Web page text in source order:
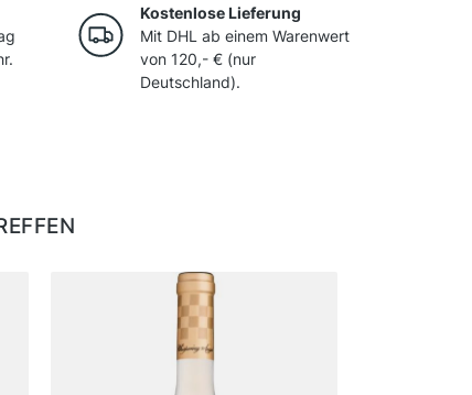
Kostenlose Lieferung
Mit DHL ab einem Warenwert
von 120,- € (nur
Deutschland).